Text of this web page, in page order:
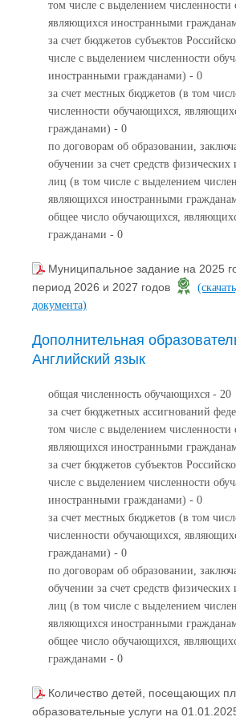
том числе с выделением численности
являющихся иностранными
за счет бюджетов субъектов
числе с выделением численности
иностранными гражданами) - 0
за счет местных бюджетов (в том
численности обучающихся,
гражданами) - 0
по договорам об образовании,
обучении за счет средств
лиц (в том числе с выделением
являющихся иностранными
общее число обучающихся,
гражданами - 0
Муниципальное задание на 2025
период 2026 и 2027 годов
документа)
Дополнительная
Английский язык
общая численность обучающихся - 20
за счет бюджетных ассигнований
том числе с выделением численности
являющихся иностранными
за счет бюджетов субъектов
числе с выделением численности
иностранными гражданами) - 0
за счет местных бюджетов (в том
численности обучающихся,
гражданами) - 0
по договорам об образовании,
обучении за счет средств
лиц (в том числе с выделением
являющихся иностранными
общее число обучающихся,
гражданами - 0
Количество детей, посещающих
образовательные услуги на